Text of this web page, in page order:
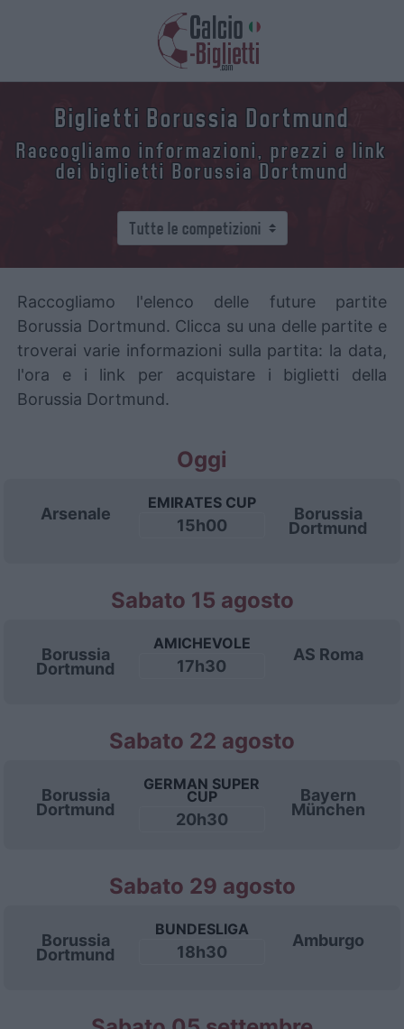
Biglietti Borussia Dortmund
Raccogliamo informazioni, prezzi e link
dei biglietti Borussia Dortmund
Raccogliamo l'elenco delle future partite
Borussia Dortmund. Clicca su una delle partite e
troverai varie informazioni sulla partita: la data,
l'ora e i link per acquistare i biglietti della
Borussia Dortmund.
Oggi
Arsenale
EMIRATES CUP
15h00
Borussia
Dortmund
Sabato 15 agosto
Borussia
Dortmund
AMICHEVOLE
17h30
AS Roma
Sabato 22 agosto
Borussia
Dortmund
GERMAN SUPER
CUP
20h30
Bayern
München
Sabato 29 agosto
Borussia
Dortmund
BUNDESLIGA
18h30
Amburgo